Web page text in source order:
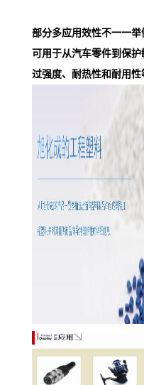
部分多应用效性不一一
可用于从汽车零件到保
过强度、耐热性和耐用性